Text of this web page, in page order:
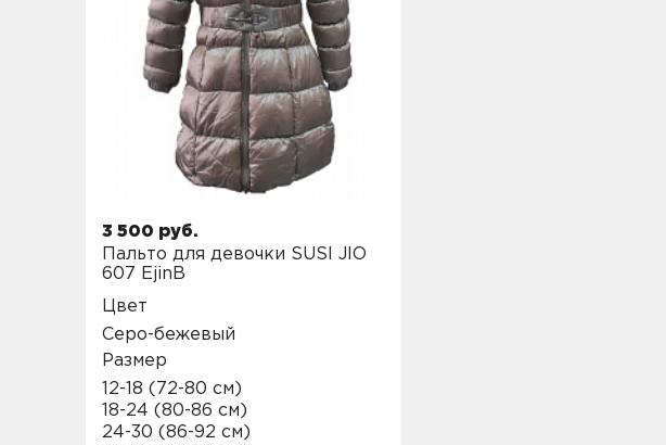
3 500 руб.
Пальто для девочки SUSI JIO
607 EjinB
Цвет
Серо-бежевый
Размер
12-18 (72-80 см)
18-24 (80-86 см)
24-30 (86-92 см)